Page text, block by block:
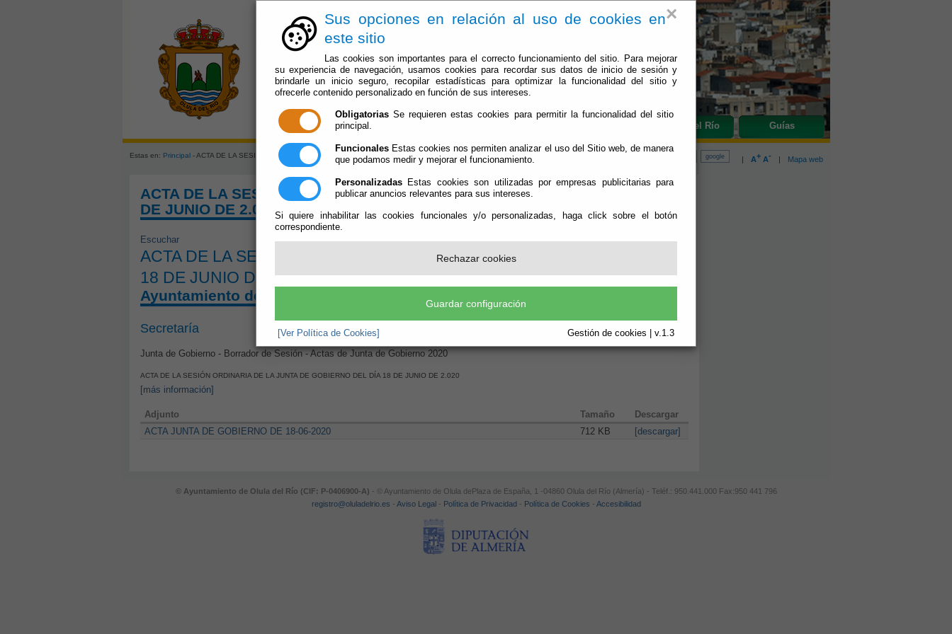
×
Sus opciones en relación al uso de cookies en
este sitio
Las cookies son importantes para el correcto funcionamiento del sitio. Para mejorar
su experiencia de navegación, usamos cookies para recordar sus datos de inicio de sesión y
brindarle un inicio seguro, recopilar estadísticas para optimizar la funcionalidad del sitio y
ofrecerle contenido personalizado en función de sus intereses.
Obligatorias Se requieren estas cookies para permitir la funcionalidad del sitio
principal.
Funcionales Estas cookies nos permiten analizar el uso del Sitio web, de manera
que podamos medir y mejorar el funcionamiento.
Personalizadas Estas cookies son utilizadas por empresas publicitarias para
publicar anuncios relevantes para sus intereses.
Si quiere inhabilitar las cookies funcionales y/o personalizadas, haga click sobre el botón
correspondiente.
Rechazar cookies
Guardar configuración
[Ver Política de Cookies] Gestión de cookies | v.1.3
Olula del Río Guías
Estas en: Principal- ACTA DE LA SESIÓN ORDINARIA DE LA JUNTA DE GOBIERNO DEL DÍA 18 DE JUNIO DE 2.020 | A+ A- | Mapa web
ACTA DE LA SESIÓN ORDINARIA DE LA JUNTA DE GOBIERNO DEL DÍA 18
DE JUNIO DE 2.020
Escuchar
ACTA DE LA SESIÓN ORDINARIA DE LA JUNTA DE GOBIERNO DEL DÍA
18 DE JUNIO DE 2.020
Ayuntamiento de Olula del Río
Secretaría
Junta de Gobierno - Borrador de Sesión - Actas de Junta de Gobierno 2020
Publicado:11/11/2020
ACTA DE LA SESIÓN ORDINARIA DE LA JUNTA DE GOBIERNO DEL DÍA 18 DE JUNIO DE 2.020
[más información]
Adjunto Tamaño
Descargar
ACTA JUNTA DE GOBIERNO DE 18-06-2020
712 KB [descargar]
© Ayuntamiento de Olula del Río (CIF: P-0406900-A) - © Ayuntamiento de Olula dePlaza de España, 1 -04860 Olula del Río (Almería) - Teléf.: 950.441.000 Fax:950 441 796
registro@oluladelrio.es - Aviso Legal- Política de Privacidad- Política de Cookies - Accesibilidad